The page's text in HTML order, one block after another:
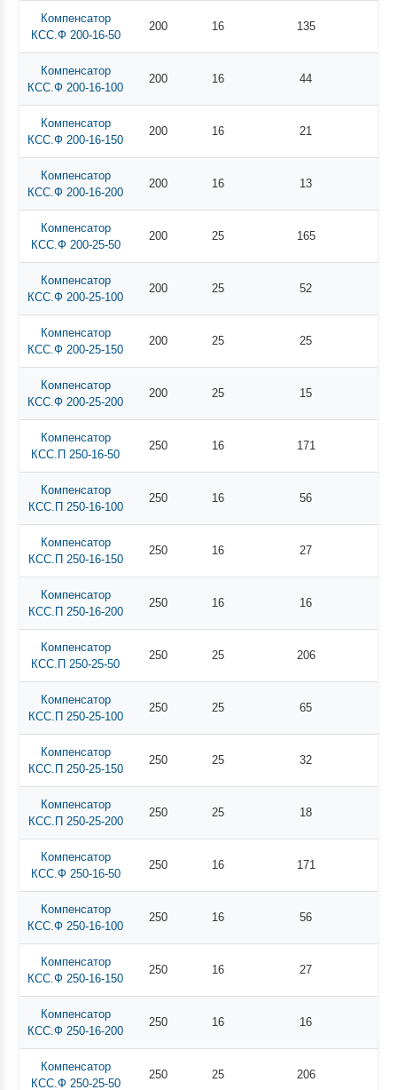
Компенсатор
КСС.Ф 200-16-50
200 16 135
Компенсатор
КСС.Ф 200-16-100
200 16 44
Компенсатор
КСС.Ф 200-16-150
200 16 21
Компенсатор
КСС.Ф 200-16-200
200 16 13
Компенсатор
КСС.Ф 200-25-50
200 25 165
Компенсатор
КСС.Ф 200-25-100
200 25 52
Компенсатор
КСС.Ф 200-25-150
200 25 25
Компенсатор
КСС.Ф 200-25-200
200 25 15
Компенсатор
КСС.П 250-16-50
250 16 171
Компенсатор
КСС.П 250-16-100
250 16 56
Компенсатор
КСС.П 250-16-150
250 16 27
Компенсатор
КСС.П 250-16-200
250 16 16
Компенсатор
КСС.П 250-25-50
250 25 206
Компенсатор
КСС.П 250-25-100
250 25 65
Компенсатор
КСС.П 250-25-150
250 25 32
Компенсатор
КСС.П 250-25-200
250 25 18
Компенсатор
КСС.Ф 250-16-50
250 16 171
Компенсатор
КСС.Ф 250-16-100
250 16 56
Компенсатор
КСС.Ф 250-16-150
250 16 27
Компенсатор
КСС.Ф 250-16-200
250 16 16
Компенсатор
КСС.Ф 250-25-50
250 25 206